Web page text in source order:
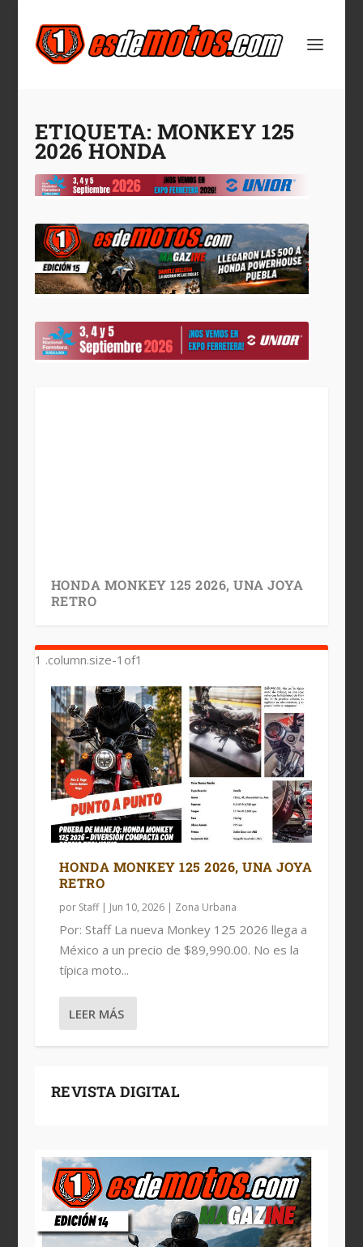
ETIQUETA: MONKEY 125
2026 HONDA
HONDA MONKEY 125 2026, UNA JOYA
RETRO
HONDA MONKEY 125 2026, UNA JOYA
RETRO
por Staff| Jun 10, 2026| Zona Urbana
Por: Staff La nueva Monkey 125 2026 llega a
México a un precio de $89,990.00. No es la
típica moto...
LEER MÁS
REVISTA DIGITAL